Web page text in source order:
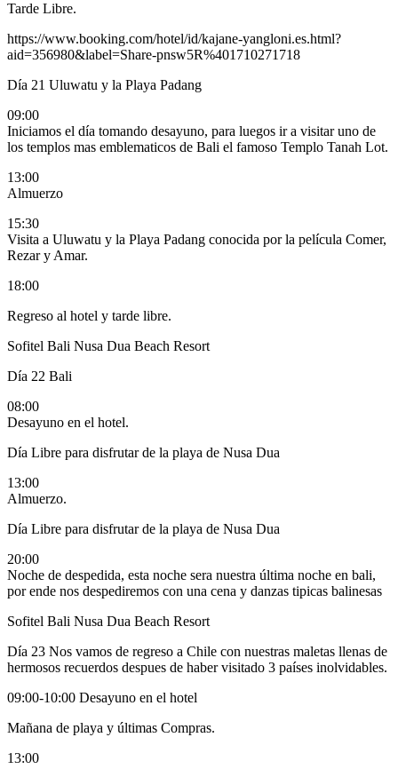
Tarde Libre.
https://www.booking.com/hotel/id/kajane-yangloni.es.html?
aid=356980&label=Share-pnsw5R%401710271718
Día 21 Uluwatu y la Playa Padang
09:00
Iniciamos el día tomando desayuno, para luegos ir a visitar uno de
los templos mas emblematicos de Bali el famoso Templo Tanah Lot.
13:00
Almuerzo
15:30
Visita a Uluwatu y la Playa Padang conocida por la película Comer,
Rezar y Amar.
18:00
Regreso al hotel y tarde libre.
Sofitel Bali Nusa Dua Beach Resort
Día 22 Bali
08:00
Desayuno en el hotel.
Día Libre para disfrutar de la playa de Nusa Dua
13:00
Almuerzo.
Día Libre para disfrutar de la playa de Nusa Dua
20:00
Noche de despedida, esta noche sera nuestra última noche en bali,
por ende nos despediremos con una cena y danzas tipicas balinesas
Sofitel Bali Nusa Dua Beach Resort
Día 23 Nos vamos de regreso a Chile con nuestras maletas llenas de
hermosos recuerdos despues de haber visitado 3 países inolvidables.
09:00-10:00 Desayuno en el hotel
Mañana de playa y últimas Compras.
13:00